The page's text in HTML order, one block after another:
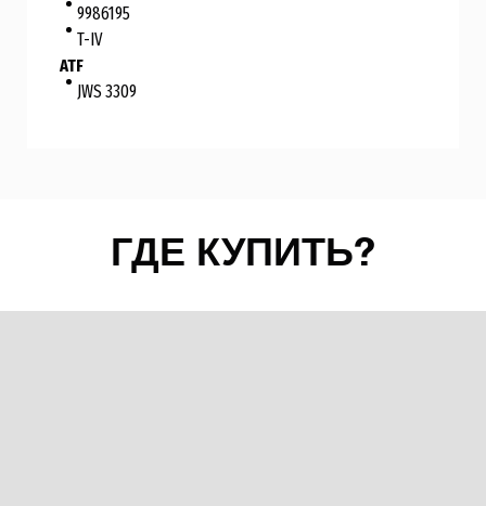
9986195
T-IV
ATF
JWS 3309
ГДЕ КУПИТЬ?